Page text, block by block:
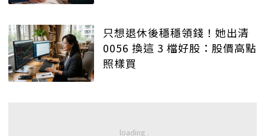
只想退休後穩穩領錢！她出清
0056 換這 3 檔好股：股價高點
照樣買